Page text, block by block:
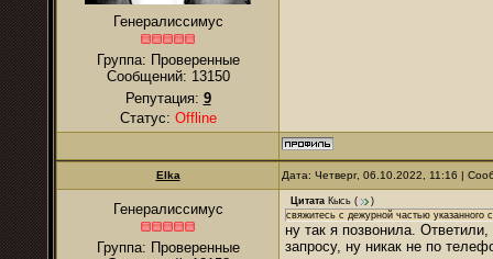
Генералиссимус
Группа: Проверенные
Сообщений: 13150
Репутация: 9
Статус: Offline
Elka Дата: Четверг, 06.10.2022, 11:16 |
Генералиссимус
Группа: Проверенные
Цитата Кысь (
)
свяжитесь с дежурной частью указанного
ну так я позвонила.
запросу, ну никак не по